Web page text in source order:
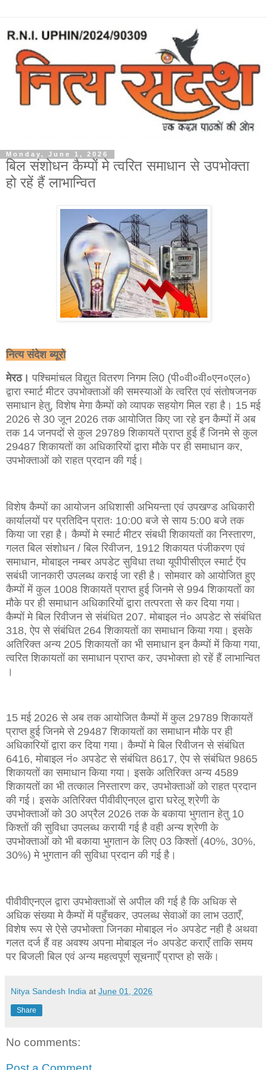
Monday, June 1, 2026
बिल संशोधन कैम्पों मे त्वरित समाधान से उपभोक्ता
हो रहें हैं लाभान्वित
नित्य संदेश ब्यूरो
मेरठ।पश्चिमांचल विद्युत वितरण निगम लि0 (पी०वी०वी०एन०एल०)
द्वारा स्मार्ट मीटर उपभोक्ताओं की समस्याओं के त्वरित एवं संतोषजनक
समाधान हेतु, विशेष मेगा कैम्पों को व्यापक सहयोग मिल रहा है। 15 मई
2026 से 30 जून 2026 तक आयोजित किए जा रहे इन कैम्पों में अब
तक 14 जनपदों से कुल 29789 शिकायतें प्राप्त हुई हैं जिनमे से कुल
29487 शिकायतों का अधिकारियों द्वारा मौके पर ही समाधान कर,
उपभोक्ताओं को राहत प्रदान की गई।
विशेष कैम्पों का आयोजन अधिशासी अभियन्ता एवं उपखण्ड अधिकारी
कार्यालयों पर प्रतिदिन प्रातः 10:00 बजे से साय 5:00 बजे तक
किया जा रहा है। कैम्पों मे स्मार्ट मीटर संबधी शिकायतों का निस्तारण,
गलत बिल संशोधन / बिल रिवीजन, 1912 शिकायत पंजीकरण एवं
समाधान, मोबाइल नम्बर अपडेट सुविधा तथा यूपीपीसीएल स्मार्ट ऍप
सबंधी जानकारी उपलब्ध कराई जा रही है। सोमवार को आयोजित हुए
कैम्पों में कुल 1008 शिकायतें प्राप्त हुई जिनमे से 994 शिकायतों का
मौके पर ही समाधान अधिकारियों द्वारा तत्परता से कर दिया गया।
कैम्पों मे बिल रिवीजन से संबंधित 207. मोबाइल नं० अपडेट से संबंधित
318, ऐप से संबंधित 264 शिकायतों का समाधान किया गया। इसके
अतिरिक्त अन्य 205 शिकायतों का भी समाधान इन कैम्पों में किया गया,
त्वरित शिकायतों का समाधान प्राप्त कर, उपभोक्ता हो रहें हैं लाभान्वित
।
15 मई 2026 से अब तक आयोजित कैम्पों में कुल 29789 शिकायतें
प्राप्त हुई जिनमे से 29487 शिकायतों का समाधान मौके पर ही
अधिकारियों द्वारा कर दिया गया। कैम्पों मे बिल रिवीजन से संबंधित
6416, मोबाइल नं० अपडेट से संबंधित 8617, ऐप से संबंधित 9865
शिकायतों का समाधान किया गया। इसके अतिरिक्त अन्य 4589
शिकायतों का भी तत्काल निस्तारण कर, उपभोक्ताओं को राहत प्रदान
की गई। इसके अतिरिक्त पीवीवीएनएल द्वारा घरेलू श्रेणी के
उपभोक्ताओं को 30 अप्रैल 2026 तक के बकाया भुगतान हेतु 10
किश्तों की सुविधा उपलब्ध करायी गई है वही अन्य श्रेणी के
उपभोक्ताओं को भी बकाया भुगतान के लिए 03 किश्तों (40%, 30%,
30%) मे भुगतान की सुविधा प्रदान की गई है।
पीवीवीएनएल द्वारा उपभोक्ताओं से अपील की गई है कि अधिक से
अधिक संख्या मे कैम्पों में पहुँचकर, उपलब्ध सेवाओं का लाभ उठाएँ,
विशेष रूप से ऐसे उपभोक्ता जिनका मोबाइल नं० अपडेट नही है अथवा
गलत दर्ज हैं वह अवश्य अपना मोबाइल नं० अपडेट कराएँ ताकि समय
पर बिजली बिल एवं अन्य महत्वपूर्ण सूचनाएँ प्राप्त हो सकें।
Nitya Sandesh India at June 01, 2026
Share
No comments: